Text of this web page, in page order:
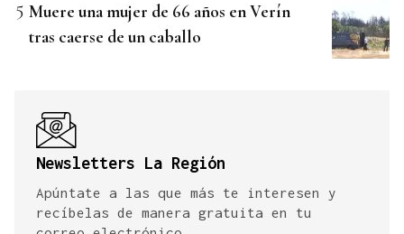
Muere una mujer de 66 años en Verín
tras caerse de un caballo
Newsletters La Región
Apúntate a las que más te interesen y
recíbelas de manera gratuita en tu